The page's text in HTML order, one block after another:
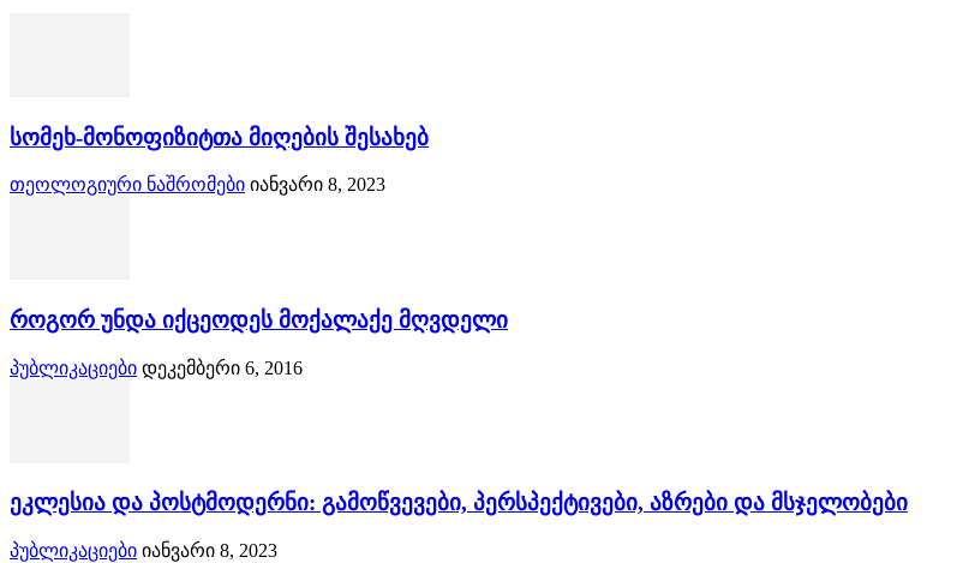
სომეხ-მონოფიზიტთა მიღების შესახებ
თეოლოგიური ნაშრომები იანვარი 8, 2023
როგორ უნდა იქცეოდეს მოქალაქე მღვდელი
პუბლიკაციები დეკემბერი 6, 2016
ეკლესია და პოსტმოდერნი: გამოწვევები, პერსპექტივები, აზრები და მსჯელობები
პუბლიკაციები იანვარი 8, 2023